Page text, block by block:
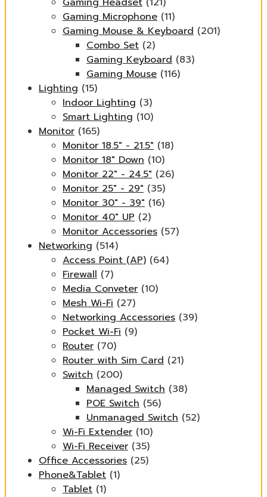
Gaming Microphone (11)
Gaming Mouse & Keyboard (201)
Combo Set (2)
Gaming Keyboard (83)
Gaming Mouse (116)
Lighting (15)
Indoor Lighting (3)
Smart Lighting (10)
Monitor (165)
Monitor 18.5" - 21.5" (18)
Monitor 18" Down (10)
Monitor 22" - 24.5" (26)
Monitor 25" - 29" (35)
Monitor 30" - 39" (16)
Monitor 40" UP (2)
Monitor Accessories (57)
Networking (514)
Access Point (AP) (64)
Firewall (7)
Media Conveter (10)
Mesh Wi-Fi (27)
Networking Accessories (39)
Pocket Wi-Fi (9)
Router (70)
Router with Sim Card (21)
Switch (200)
Managed Switch (38)
POE Switch (56)
Unmanaged Switch (52)
Wi-Fi Extender (10)
Wi-Fi Receiver (35)
Office Accessories (25)
Phone&Tablet (1)
Tablet (1)